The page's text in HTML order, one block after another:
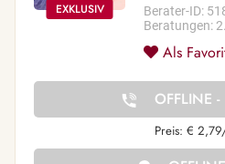
Berater-ID:
Beratungen:
Als
OFFLINE -
Preis: €